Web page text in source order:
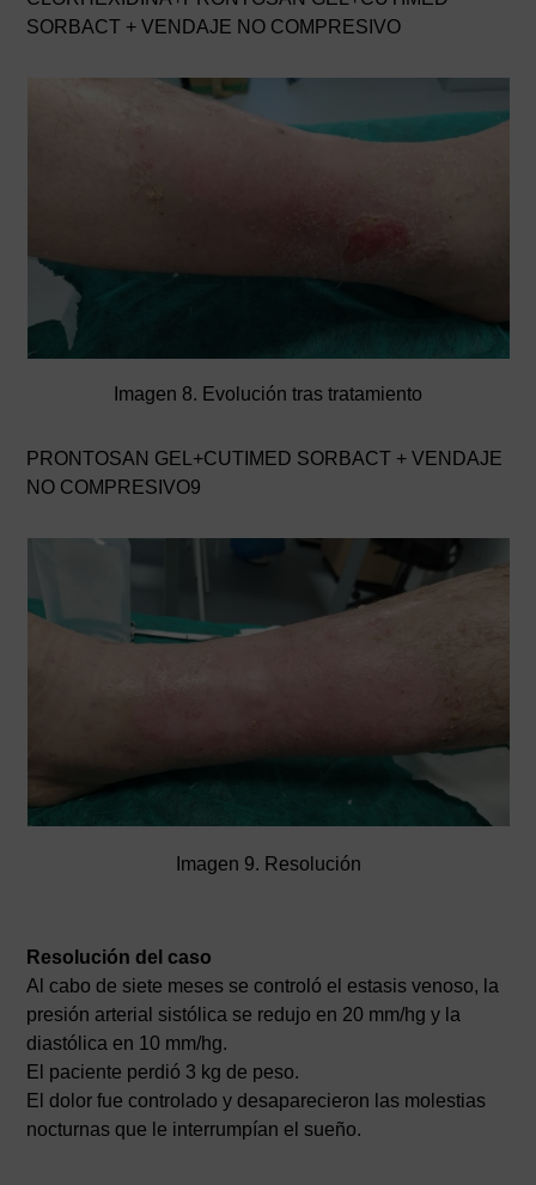
SORBACT + VENDAJE NO COMPRESIVO
Imagen 8. Evolución tras tratamiento
PRONTOSAN GEL+CUTIMED SORBACT + VENDAJE
NO COMPRESIVO9
Imagen 9. Resolución
Resolución del caso
Al cabo de siete meses se controló el estasis venoso, la
presión arterial sistólica se redujo en 20 mm/hg y la
diastólica en 10 mm/hg.
El paciente perdió 3 kg de peso.
El dolor fue controlado y desaparecieron las molestias
nocturnas que le interrumpían el sueño.